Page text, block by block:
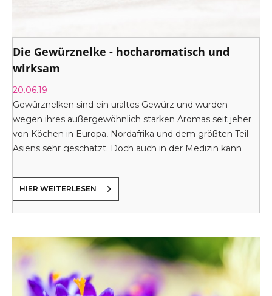
Die Gewürznelke - hocharomatisch und
wirksam
20.06.19
Gewürznelken sind ein uraltes Gewürz und wurden
wegen ihres außergewöhnlich starken Aromas seit jeher
von Köchen in Europa, Nordafrika und dem größten Teil
Asiens sehr geschätzt. Doch auch in der Medizin kann
HIER WEITERLESEN